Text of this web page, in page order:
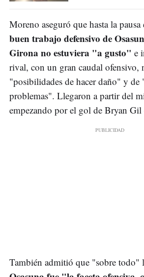
Moreno aseguró que hasta la
buen trabajo defensivo de
Girona no estuviera "a gusto" e
rival, con un gran caudal ofensivo,
"posibilidades de hacer daño" y de
problemas". Llegaron a partir del
empezando por el gol de Bryan Gil
También admitió que "sobre todo"